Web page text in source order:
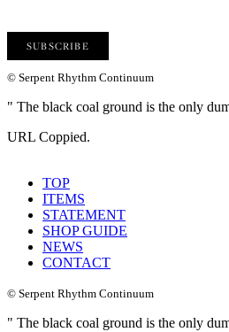
© Serpent Rhythm Continuum
" The black coal ground is the only
URL Coppied.
TOP
ITEMS
STATEMENT
SHOP GUIDE
NEWS
CONTACT
© Serpent Rhythm Continuum
" The black coal ground is the only